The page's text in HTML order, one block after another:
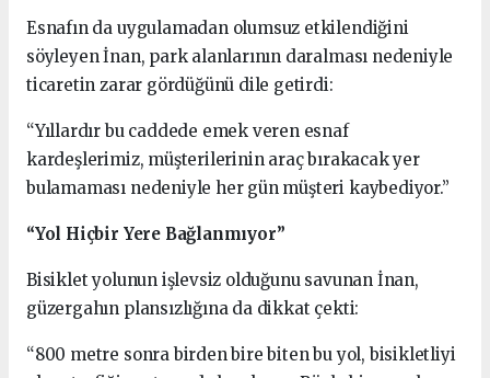
Esnafın da uygulamadan olumsuz etkilendiğini
söyleyen İnan, park alanlarının daralması nedeniyle
ticaretin zarar gördüğünü dile getirdi:
“Yıllardır bu caddede emek veren esnaf
kardeşlerimiz, müşterilerinin araç bırakacak yer
bulamaması nedeniyle her gün müşteri kaybediyor.”
“Yol Hiçbir Yere Bağlanmıyor”
Bisiklet yolunun işlevsiz olduğunu savunan İnan,
güzergahın plansızlığına da dikkat çekti:
“800 metre sonra birden bire biten bu yol, bisikletliyi